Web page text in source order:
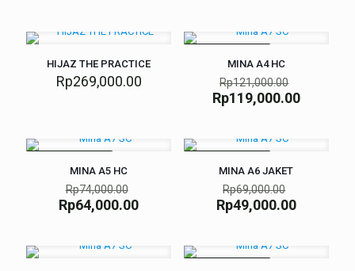
HIJAZ THE PRACTICE
Rp269,000.00
MINA A4 HC
Rp121,000.00
Rp119,000.00
MINA A5 HC
Rp74,000.00
Rp64,000.00
MINA A6 JAKET
Rp69,000.00
Rp49,000.00